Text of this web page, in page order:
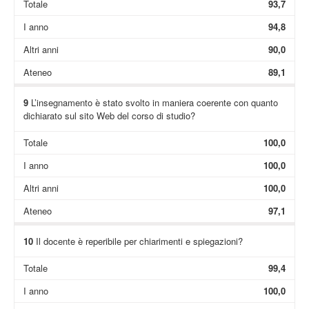
Totale
93,7
I anno
94,8
Altri anni
90,0
Ateneo
89,1
9L’insegnamento è stato svolto in maniera coerente con quanto
dichiarato sul sito Web del corso di studio?
Totale
100,0
I anno
100,0
Altri anni
100,0
Ateneo
97,1
10Il docente è reperibile per chiarimenti e spiegazioni?
Totale
99,4
I anno
100,0